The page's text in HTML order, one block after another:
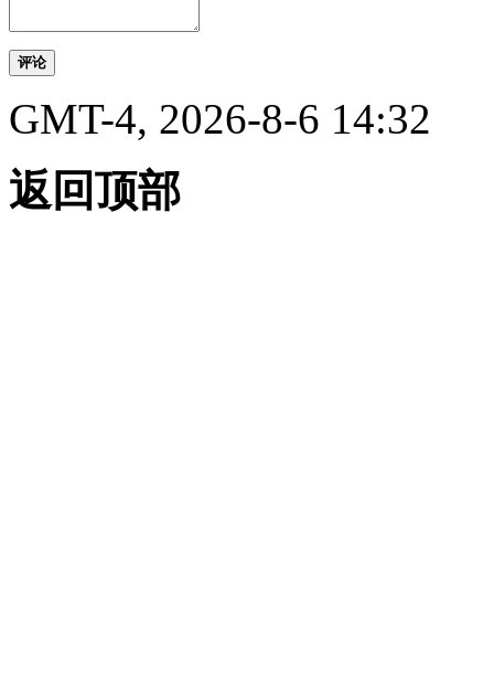
评论
GMT-4, 2026-8-6 14:32
返回顶部